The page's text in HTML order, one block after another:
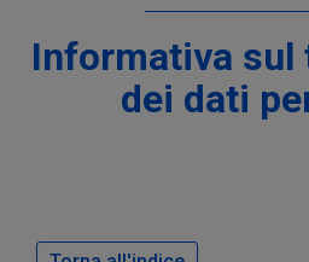
Informativa sul
dei dati